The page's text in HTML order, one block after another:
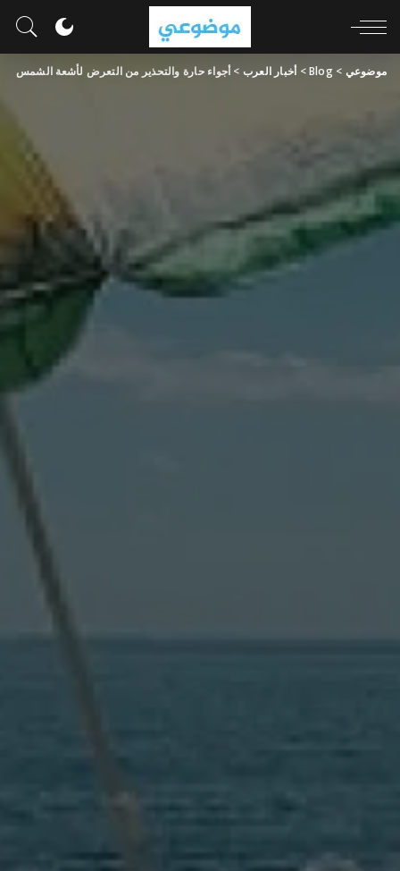
موضوعي >
Blog
> أخبار العرب > أجواء حارة والتحذير من التعرض لأشعة الشمس